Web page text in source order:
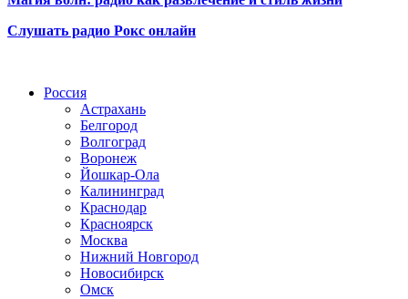
Слушать радио Рокс онлайн
Россия
Астрахань
Белгород
Волгоград
Воронеж
Йошкар-Ола
Калининград
Краснодар
Красноярск
Москва
Нижний Новгород
Новосибирск
Омск